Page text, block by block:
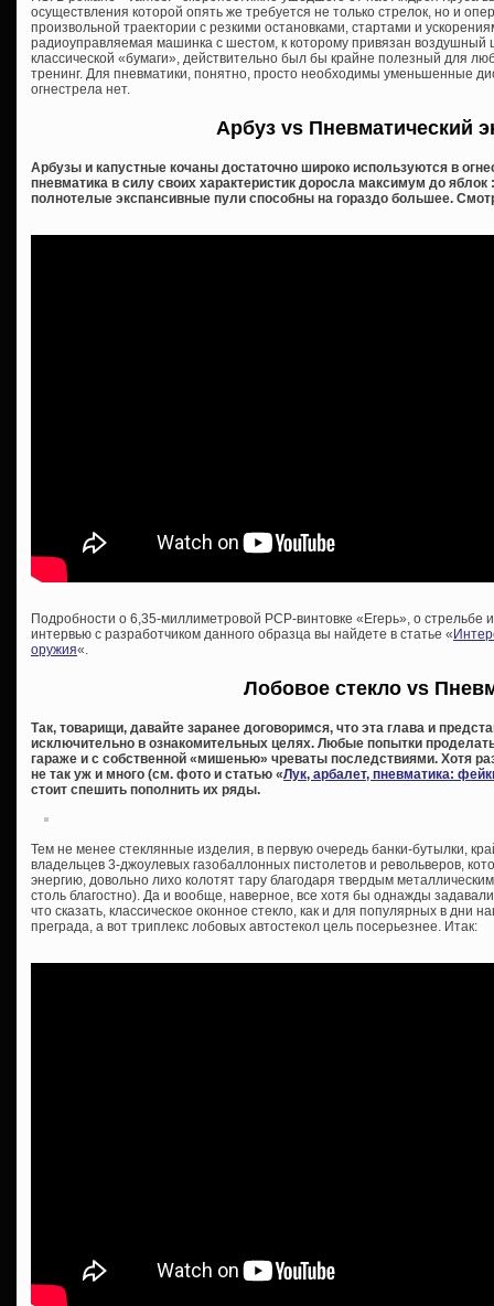
осуществления которой опять же требуется не только стрелок, но и
произвольной траектории с резкими остановками, стартами и
радиоуправляемая машинка с шестом, к которому привязан воздушный
классической «бумаги», действительно был бы крайне полезный для
тренинг. Для пневматики, понятно, просто необходимы уменьшенные
огнестрела нет.
Арбуз vs Пневматический
Арбузы и капустные кочаны достаточно широко используются в
пневматика в силу своих характеристик доросла максимум до
полнотелые экспансивные пули способны на гораздо большее.
Подробности о 6,35-миллиметровой PCP-винтовке «Егерь», о стрельбе
интервью с разработчиком данного образца вы найдете в статье «
оружия«.
Лобовое стекло vs
Так, товарищи, давайте заранее договоримся, что эта глава и
исключительно в ознакомительных целях. Любые попытки
гараже и с собственной «мишенью» чреваты последствиями. Хотя
не так уж и много (см. фото и статью «Лук, арбалет, пневматика:
стоит спешить пополнить их ряды.
Тем не менее стеклянные изделия, в первую очередь банки-бутылки,
владельцев 3-джоулевых газобаллонных пистолетов и револьверов,
энергию, довольно лихо колотят тару благодаря твердым
столь благостно). Да и вообще, наверное, все хотя бы однажды
что сказать, классическое оконное стекло, как и для популярных в дни
преграда, а вот триплекс лобовых автостекол цель посерьезнее. Итак: